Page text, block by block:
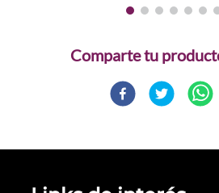
Comparte